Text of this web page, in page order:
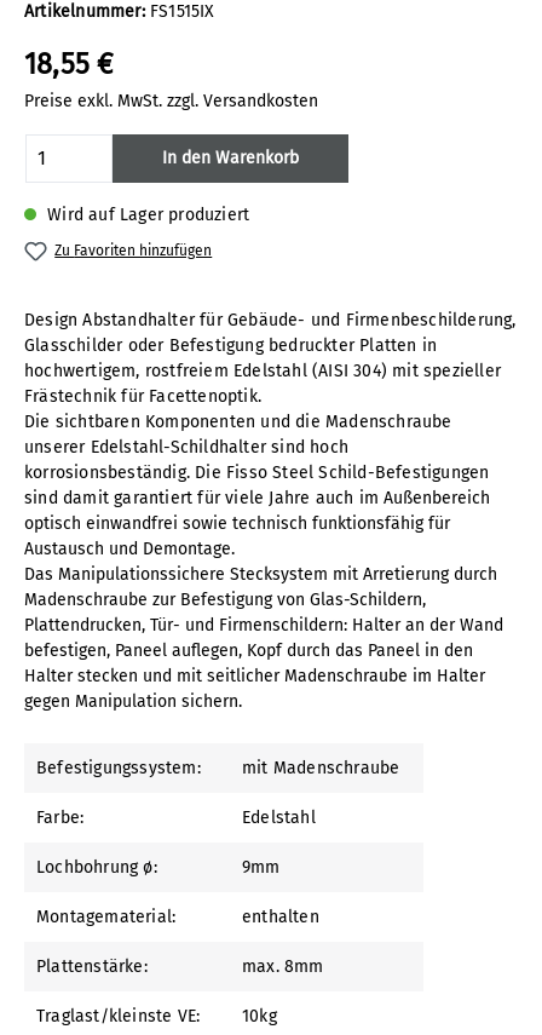
Artikelnummer: FS1515IX
18,55 €
Preise exkl. MwSt. zzgl. Versandkosten
Wird auf Lager produziert
Produkt Anzahl: Gib den gewünschten
In den Warenkorb
Zu Favoriten hinzufügen
Design Abstandhalter für Gebäude- und Firmenbeschilderung,
Glasschilder oder Befestigung bedruckter Platten in
hochwertigem, rostfreiem Edelstahl (AISI 304) mit spezieller
Frästechnik für Facettenoptik.
Die sichtbaren Komponenten und die Madenschraube
unserer Edelstahl-Schildhalter sind hoch
korrosionsbeständig. Die Fisso Steel Schild-Befestigungen
sind damit garantiert für viele Jahre auch im Außenbereich
optisch einwandfrei sowie technisch funktionsfähig für
Austausch und Demontage.
Das Manipulationssichere Stecksystem mit Arretierung durch
Madenschraube zur Befestigung von Glas-Schildern,
Plattendrucken, Tür- und Firmenschildern: Halter an der Wand
befestigen, Paneel auflegen, Kopf durch das Paneel in den
Halter stecken und mit seitlicher Madenschraube im Halter
gegen Manipulation sichern.
Befestigungssystem: mit Madenschraube
Farbe: Edelstahl
Lochbohrung ø: 9mm
Montagematerial: enthalten
Plattenstärke: max. 8mm
Traglast/kleinste VE: 10kg